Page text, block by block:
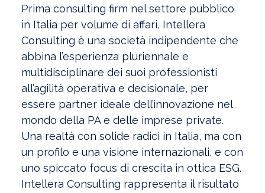
Prima consulting firm nel settore pubblico
in Italia per volume di affari, Intellera
Consulting è una società indipendente che
abbina l’esperienza pluriennale e
multidisciplinare dei suoi professionisti
all’agilità operativa e decisionale, per
essere partner ideale dell’innovazione nel
mondo della PA e delle imprese private.
Una realtà con solide radici in Italia, ma con
un profilo e una visione internazionali, e con
uno spiccato focus di crescita in ottica ESG.
Intellera Consulting rappresenta il risultato